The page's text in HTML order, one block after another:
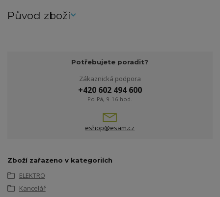
Původ zboží
Potřebujete poradit?
Zákaznická podpora
+420 602 494 600
Po-Pá, 9-16 hod.
eshop@esam.cz
Zboží zařazeno v kategoriích
ELEKTRO
Kancelář